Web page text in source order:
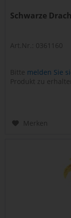
Schwarze
Art.Nr.: 0361160
Bitte melden Sie
Produkt zu
Merken